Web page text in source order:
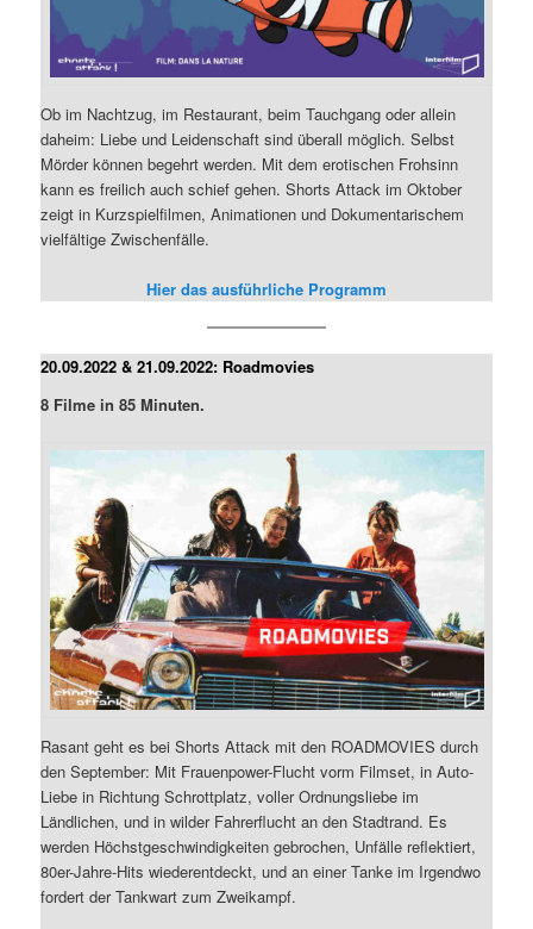
Ob im Nachtzug, im Restaurant, beim Tauchgang oder allein
daheim: Liebe und Leidenschaft sind überall möglich. Selbst
Mörder können begehrt werden. Mit dem erotischen Frohsinn
kann es freilich auch schief gehen. Shorts Attack im Oktober
zeigt in Kurzspielfilmen, Animationen und Dokumentarischem
vielfältige Zwischenfälle.
Hier das ausführliche Programm
20.09.2022 & 21.09.2022: Roadmovies
8 Filme in 85 Minuten.
Rasant geht es bei Shorts Attack mit den ROADMOVIES durch
den September: Mit Frauenpower-Flucht vorm Filmset, in Auto-
Liebe in Richtung Schrottplatz, voller Ordnungsliebe im
Ländlichen, und in wilder Fahrerflucht an den Stadtrand. Es
werden Höchstgeschwindigkeiten gebrochen, Unfälle reflektiert,
80er-Jahre-Hits wiederentdeckt, und an einer Tanke im Irgendwo
fordert der Tankwart zum Zweikampf.